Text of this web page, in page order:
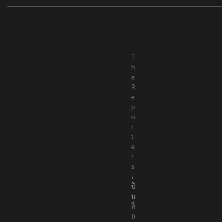
T
h
e
R
e
p
o
r
t
e
r
s
เ
ป็
น
สื่
อ